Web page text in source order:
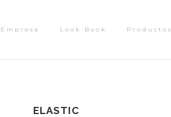
Empresa Look Book Productos
ELASTIC